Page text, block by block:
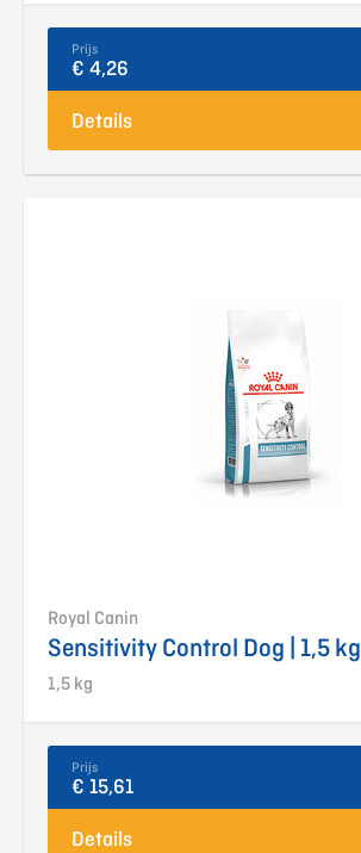
Prijs
€ 4,26
Details
Royal Canin
Sensitivity Control Dog | 1,5 kg
1,5 kg
Prijs
€ 15,61
Details